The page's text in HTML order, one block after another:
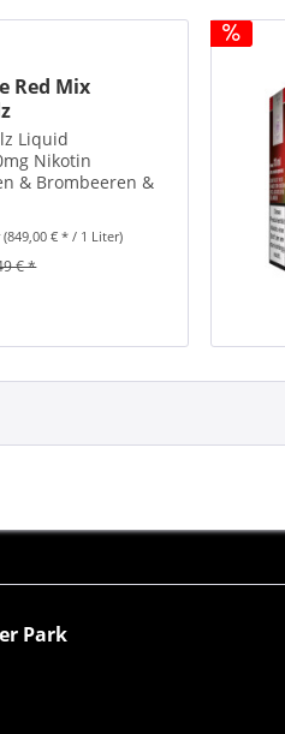
Red Mix
Liquid
Nikotin
& Brombeeren &
(849,00 € * / 1 Liter)
€ *
Park